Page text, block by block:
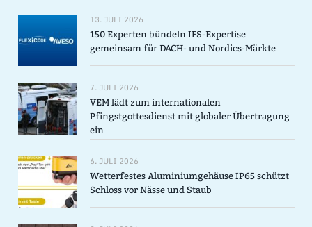
13. JULI 2026
150 Experten bündeln IFS-Expertise
gemeinsam für DACH- und Nordics-Märkte
7. JULI 2026
VEM lädt zum internationalen
Pfingstgottesdienst mit globaler Übertragung
ein
6. JULI 2026
Wetterfestes Aluminiumgehäuse IP65 schützt
Schloss vor Nässe und Staub